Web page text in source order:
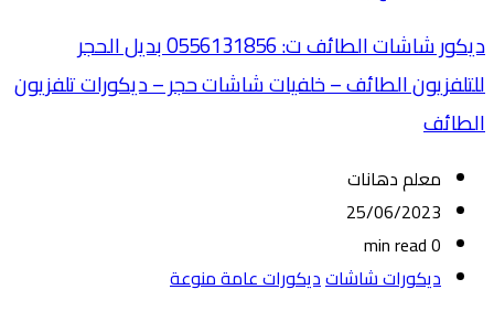
ديكور شاشات الطائف ت: 0556131856 بديل الحجر
للتلفزيون الطائف – خلفيات شاشات حجر – ديكورات تلفزيون
الطائف
معلم دهانات
25/06/2023
0 min read
ديكورات شاشاتديكورات عامة منوعة